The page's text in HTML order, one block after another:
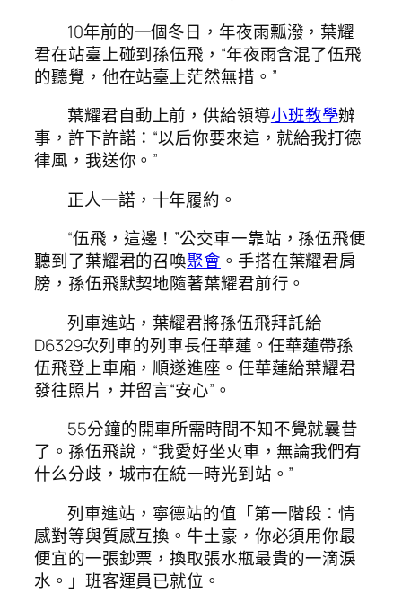
10年前的一個冬日，年夜雨瓢潑，葉耀
君在站臺上碰到孫伍飛，“年夜雨含混了伍飛
的聽覺，他在站臺上茫然無措。”
葉耀君自動上前，供給領導小班教學辦
事，許下許諾：“以后你要來這，就給我打德
律風，我送你。”
正人一諾，十年履約。
“伍飛，這邊！”公交車一靠站，孫伍飛便
聽到了葉耀君的召喚聚會 。手搭在葉耀君肩
膀，孫伍飛默契地隨著葉耀君前行。
列車進站，葉耀君將孫伍飛拜託給
D6329次列車的列車長任華蓮。任華蓮帶孫
伍飛登上車廂，順遂進座。任華蓮給葉耀君
發往照片，并留言“安心”。
55分鐘的開車所需時間不知不覺就曩昔
了。孫伍飛說，“我愛好坐火車，無論我們有
什么分歧，城市在統一時光到站。”
列車進站，寧德站的值「第一階段：情
感對等與質感互換。牛土豪，你必須用你最
便宜的一張鈔票，換取張水瓶最貴的一滴淚
水。」班客運員已就位。